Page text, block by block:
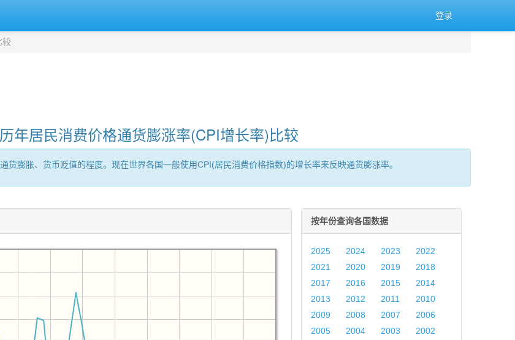
登录
较
年居民消费价格通货膨涨率(CPI增长率)比较
膨胀、货币贬值的程度。现在世界各国一般使用CPI(居民消费价格指数)的增长率来反映通货膨涨率。
按年份查询各国数据
2025 2024 2023
2022
2021
2020 2019
2018
2017
2016 2015
2014
2013
2012 2011
2010
2009
2008 2007
2006
2005
2004 2003
2002